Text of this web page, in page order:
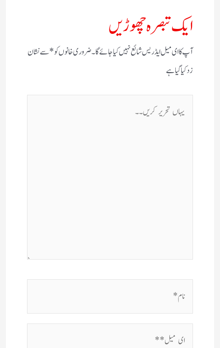
ایک تبصرہ چھوڑیں
آپ کا ای میل ایڈریس شائع نہیں کیا جائے گا۔ضروری خانوں کو*سے نشان
زد کیا گیا ہے
یہاں
تحریر